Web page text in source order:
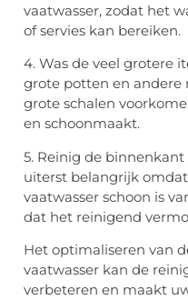
vaatwasser, zodat het
of servies kan bereiken.
4. Was de veel grotere
grote potten en andere
grote schalen
en schoonmaakt.
5. Reinig de
uiterst belangrijk
vaatwasser schoon is
dat het reinigend
Het optimaliseren van
vaatwasser kan de
verbeteren en maakt